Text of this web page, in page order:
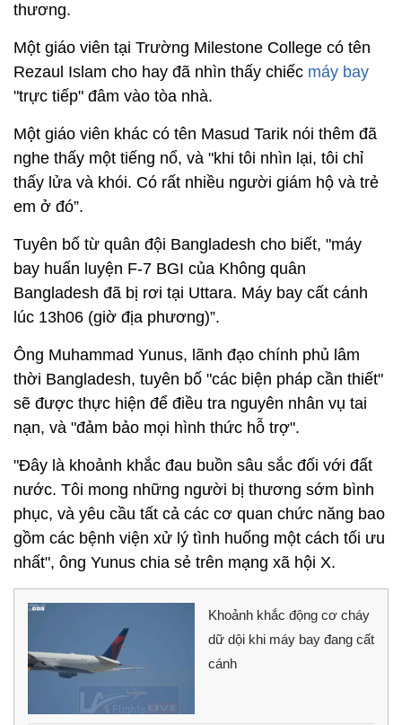
thương.
Một giáo viên tại Trường Milestone College có tên
Rezaul Islam cho hay đã nhìn thấy chiếc máy bay
"trực tiếp" đâm vào tòa nhà.
Một giáo viên khác có tên Masud Tarik nói thêm đã
nghe thấy một tiếng nổ, và "khi tôi nhìn lại, tôi chỉ
thấy lửa và khói. Có rất nhiều người giám hộ và trẻ
em ở đó”.
Tuyên bố từ quân đội Bangladesh cho biết, "máy
bay huấn luyện F-7 BGI của Không quân
Bangladesh đã bị rơi tại Uttara. Máy bay cất cánh
lúc 13h06 (giờ địa phương)”.
Ông Muhammad Yunus, lãnh đạo chính phủ lâm
thời Bangladesh, tuyên bố "các biện pháp cần thiết"
sẽ được thực hiện để điều tra nguyên nhân vụ tai
nạn, và "đảm bảo mọi hình thức hỗ trợ".
"Đây là khoảnh khắc đau buồn sâu sắc đối với đất
nước. Tôi mong những người bị thương sớm bình
phục, và yêu cầu tất cả các cơ quan chức năng bao
gồm các bệnh viện xử lý tình huống một cách tối ưu
nhất", ông Yunus chia sẻ trên mạng xã hội X.
Khoảnh khắc động cơ cháy
dữ dội khi máy bay đang cất
cánh